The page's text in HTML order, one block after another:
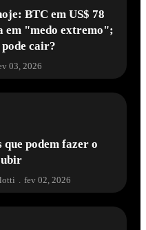
BTC em US$ 78
em "medo extremo";
cair?
03, 2026
que podem fazer o
fev 02, 2026